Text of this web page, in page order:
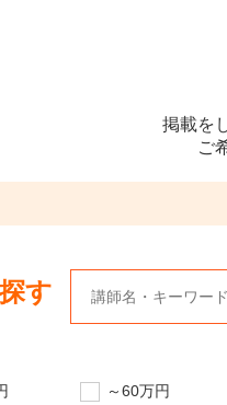
掲載を
ご
す
～60万円